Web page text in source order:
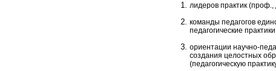
лидеров практик
команды педагогов
педагогические
ориентации научно-
создания целостных
(педагогическую